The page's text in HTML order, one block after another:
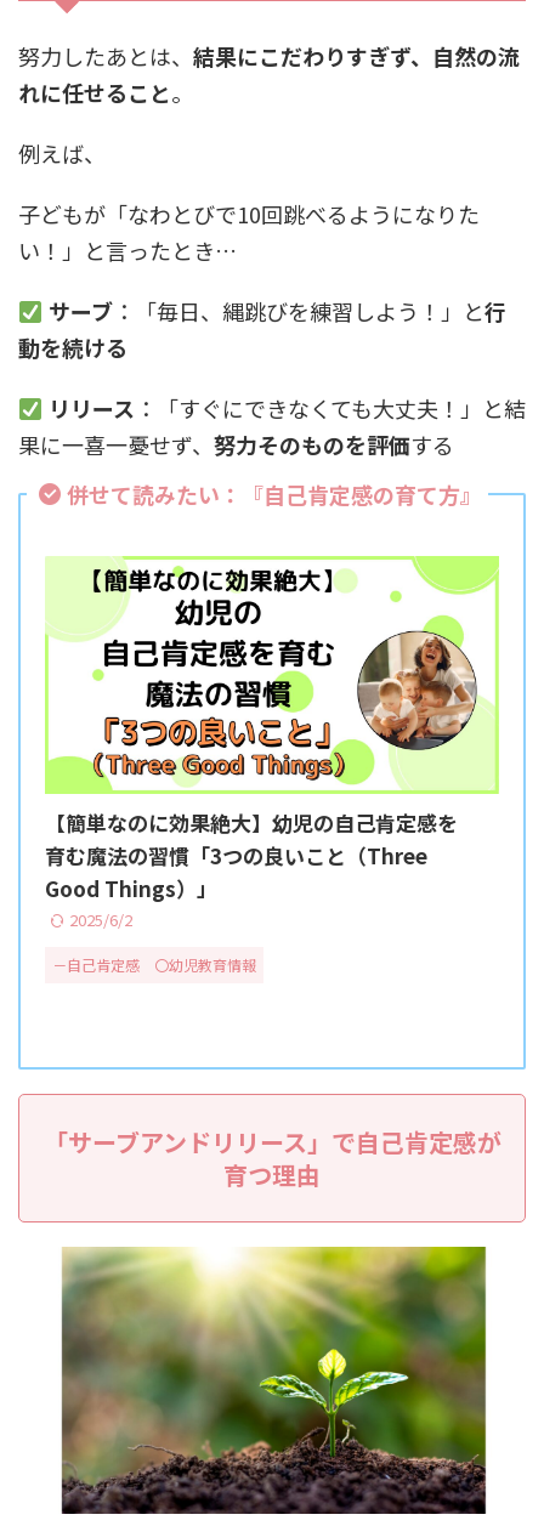
努力したあとは、 結果にこだわりすぎず、自然の流
れに任せること。
例えば、
子どもが「なわとびで10回跳べるようになりた
い！」と言ったとき…
サーブ：「毎日、縄跳びを練習しよう！」と行
動を続ける
リリース ：「すぐにできなくても大丈夫！」と結
果に一喜一憂せず、 努力そのものを評価する
併せて読みたい：『自己肯定感の育て方』
【簡単なのに効果絶大】幼児の自己肯定感を
育む魔法の習慣「3つの良いこと（Three
Good Things）」
2025/6/2
－自己肯定感 〇幼児教育情報
「サーブアンドリリース」で自己肯定感が
育つ理由